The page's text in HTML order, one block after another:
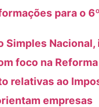
para o
Simples Nacional,
foco na
relativas ao
empresas